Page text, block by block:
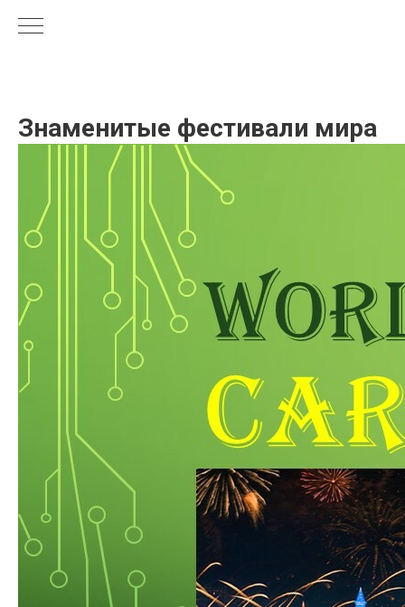
Знаменитые фестивали мира